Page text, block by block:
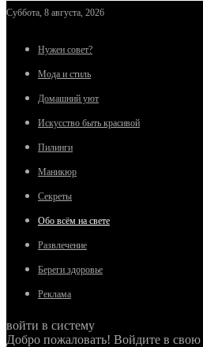
Суббота, 8 августа, 2026
Нужен совет?
Мода и стиль
Домашний уют
Искусство быть красивой
Пилинги
Маникюр
Секреты
Обо всём на свете
Развлечение
Береги здоровье
Реклама
войти в систему
Добро пожаловать! Войдите в свою